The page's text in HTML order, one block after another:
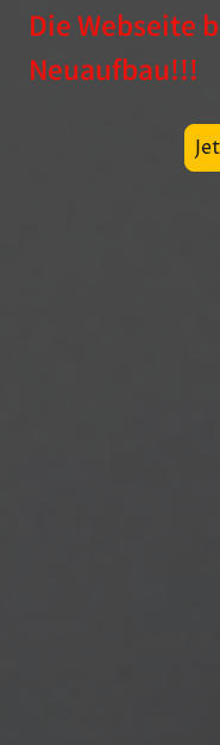
Die Webseite
Neuaufbau!!!